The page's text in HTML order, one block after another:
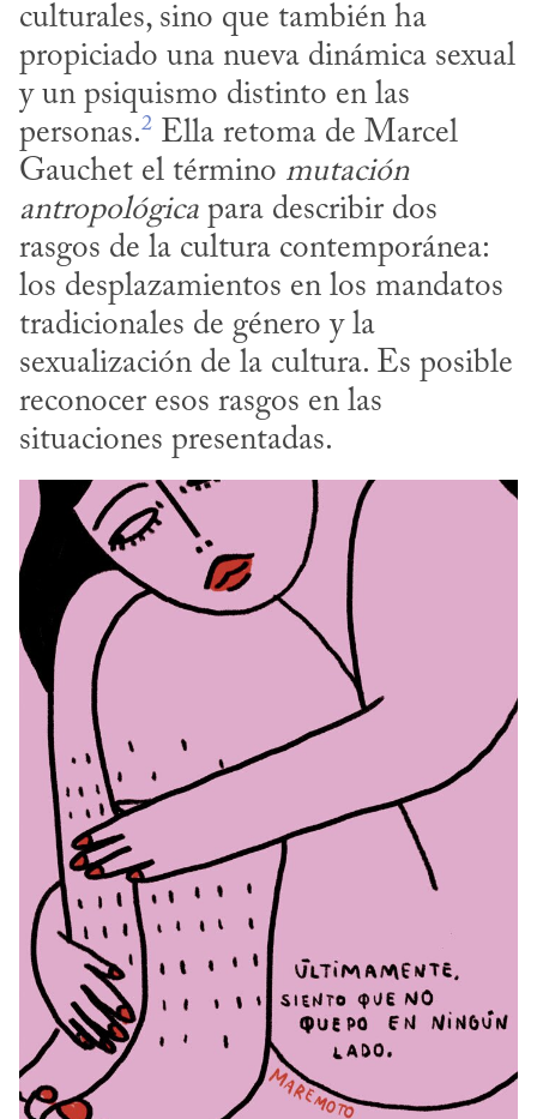
culturales, sino que también ha
propiciado una nueva dinámica sexual
y un psiquismo distinto en las
personas.2 Ella retoma de Marcel
Gauchet el término mutación
antropológica para describir dos
rasgos de la cultura contemporánea:
los desplazamientos en los mandatos
tradicionales de género y la
sexualización de la cultura. Es posible
reconocer esos rasgos en las
situaciones presentadas.